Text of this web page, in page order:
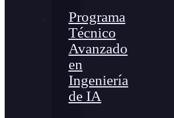
Programa
Técnico
Avanzado
en
Ingeniería
de IA